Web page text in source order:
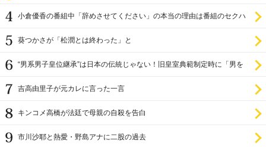
小倉優香の番組中「辞めさせてください」の本当の理由は番組のセクハ
葵つかさが「松潤とは終わった」と
“男系男子皇位継承”は日本の伝統じゃない！旧皇室典範制定時に「男を
吉高由里子が元カレに言った一言
キンコメ高橋が法廷で母親の自殺を告白
市川沙耶と熱愛・野島アナに二股の過去